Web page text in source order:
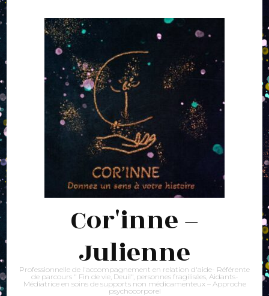
Cor'inne –
Julienne
Professionnelle de l'accompagnement en relation d'aide- Référente
de parcours " Fin de vie, Deuil", personnes fragilisées, Aidants-
Médiatrice en soins de supports non médicamenteux – Approche
psychocorporel